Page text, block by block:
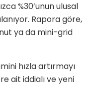
%30’unun ulusal
Rapora göre,
ya da mini-grid
hızla artırmayı
ait iddialı ve yeni